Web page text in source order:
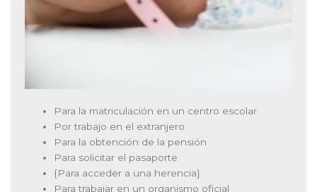
Para la matriculación en un centro escolar
Por trabajo en el extranjero
Para la obtención de la pensión
Para solicitar el pasaporte
{Para acceder a una herencia}
Para trabajar en un organismo oficial